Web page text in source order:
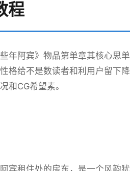
程
年阿宾》物品第单章其核心思
格给不是数读者和利用户留下
和CG希望素。
宾租住处的房东，是一个风韵